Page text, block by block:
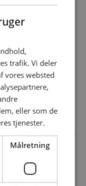
trafik. Vi deler
vores websted
eller som de
tjenester.
Målretning